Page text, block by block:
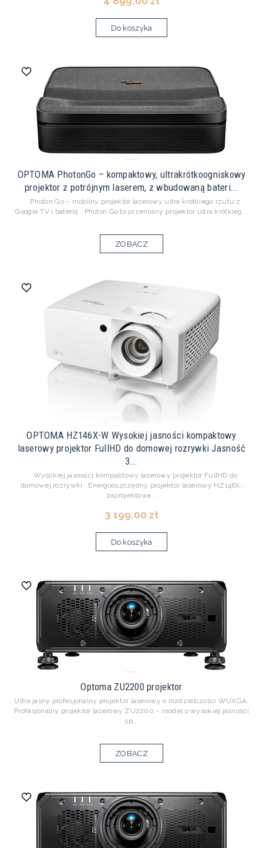
Do koszyka
OPTOMA PhotonGo – kompaktowy, ultrakrótkoogniskowy
projektor z potrójnym laserem, z wbudowaną bateri...
Photon Go – mobilny projektor laserowy ultra krótkiego rzutu z
Google TV i baterią Photon Go to przenośny projektor ultra krótkieg...
ZOBACZ
OPTOMA HZ146X-W Wysokiej jasności kompaktowy
laserowy projektor FullHD do domowej rozrywki Jasność
3...
Wysokiej jasności kompaktowy laserowy projektor FullHD do
domowej rozrywki Energooszczędny projektor laserowy HZ146X,
zaprojektowa...
3 199,00 zł
Do koszyka
Optoma ZU2200 projektor
Ultra jasny profesjonalny projektor laserowy o rozdzielczości WUXGA.
Profesjonalny projektor laserowy ZU2200 – model o wysokiej jasności
sp...
ZOBACZ